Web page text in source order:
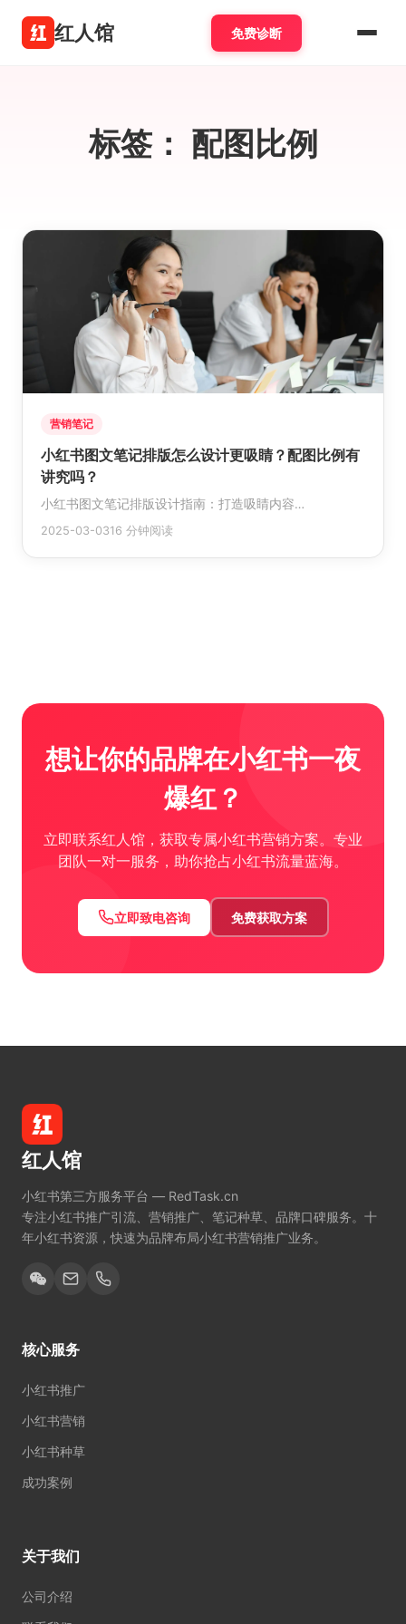
红人馆 免费诊断
标签： 配图比例
营销笔记
小红书图文笔记排版怎么设计更吸睛？配图比例有
讲究吗？
小红书图文笔记排版设计指南：打造吸睛内容…
2025-03-0316 分钟阅读
想让你的品牌在小红书一夜
爆红？
立即联系红人馆，获取专属小红书营销方案。专业
团队一对一服务，助你抢占小红书流量蓝海。
立即致电咨询 免费获取方案
红人馆
小红书第三方服务平台 — RedTask.cn
专注小红书推广引流、营销推广、笔记种草、品牌口碑服务。十
年小红书资源，快速为品牌布局小红书营销推广业务。
核心服务
小红书推广
小红书营销
小红书种草
成功案例
关于我们
公司介绍